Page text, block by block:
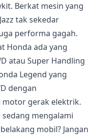
Berkat mesin yang
tak sekedar
performa gagah.
Honda ada yang
atau Super Handling
Legend yang
dengan
gerak elektrik.
mengalami
mobil? Jangan